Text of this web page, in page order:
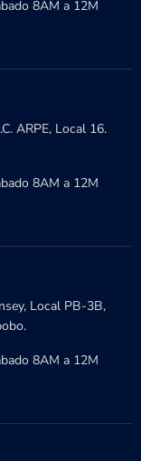
8AM a 12M
ARPE, Local 16.
8AM a 12M
Local PB-3B,
8AM a 12M